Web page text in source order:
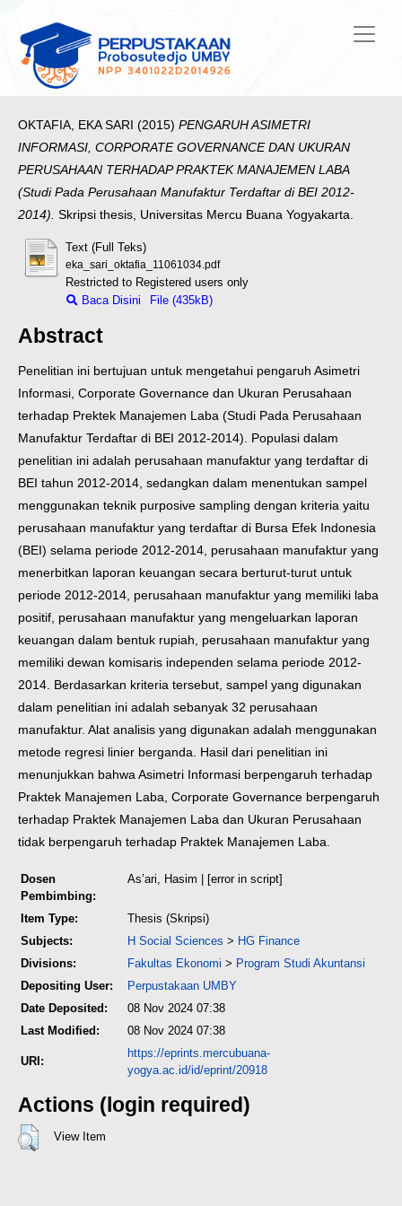
OKTAFIA, EKA SARI (2015) PENGARUH ASIMETRI
INFORMASI, CORPORATE GOVERNANCE DAN UKURAN
PERUSAHAAN TERHADAP PRAKTEK MANAJEMEN LABA
(Studi Pada Perusahaan Manufaktur Terdaftar di BEI 2012-
2014). Skripsi thesis, Universitas Mercu Buana Yogyakarta.
Text (Full Teks)
eka_sari_oktafia_11061034.pdf
Restricted to Registered users only
Baca Disini
File (435kB)
Abstract
Penelitian ini bertujuan untuk mengetahui pengaruh Asimetri
Informasi, Corporate Governance dan Ukuran Perusahaan
terhadap Prektek Manajemen Laba (Studi Pada Perusahaan
Manufaktur Terdaftar di BEI 2012-2014). Populasi dalam
penelitian ini adalah perusahaan manufaktur yang terdaftar di
BEI tahun 2012-2014, sedangkan dalam menentukan sampel
menggunakan teknik purposive sampling dengan kriteria yaitu
perusahaan manufaktur yang terdaftar di Bursa Efek Indonesia
(BEI) selama periode 2012-2014, perusahaan manufaktur yang
menerbitkan laporan keuangan secara berturut-turut untuk
periode 2012-2014, perusahaan manufaktur yang memiliki laba
positif, perusahaan manufaktur yang mengeluarkan laporan
keuangan dalam bentuk rupiah, perusahaan manufaktur yang
memiliki dewan komisaris independen selama periode 2012-
2014. Berdasarkan kriteria tersebut, sampel yang digunakan
dalam penelitian ini adalah sebanyak 32 perusahaan
manufaktur. Alat analisis yang digunakan adalah menggunakan
metode regresi linier berganda. Hasil dari penelitian ini
menunjukkan bahwa Asimetri Informasi berpengaruh terhadap
Praktek Manajemen Laba, Corporate Governance berpengaruh
terhadap Praktek Manajemen Laba dan Ukuran Perusahaan
tidak berpengaruh terhadap Praktek Manajemen Laba.
Dosen
Pembimbing:
As’ari, Hasim | [error in script]
Item Type:
Thesis (Skripsi)
Subjects:
H Social Sciences > HG Finance
Divisions:
Fakultas Ekonomi > Program Studi Akuntansi
Depositing User:
Perpustakaan UMBY
Date Deposited:
08 Nov 2024 07:38
Last Modified:
08 Nov 2024 07:38
URI:
https://eprints.mercubuana-
yogya.ac.id/id/eprint/20918
Actions (login required)
View Item